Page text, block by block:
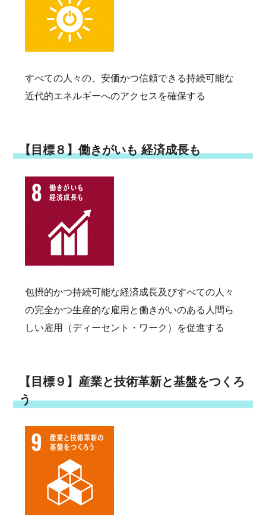
すべての人々の、安価かつ信頼できる持続可能な
近代的エネルギーへのアクセスを確保する
【目標８】働きがいも 経済成長も
包摂的かつ持続可能な経済成長及びすべての人々
の完全かつ生産的な雇用と働きがいのある人間ら
しい雇用（ディーセント・ワーク）を促進する
【目標９】産業と技術革新と基盤をつくろ
う